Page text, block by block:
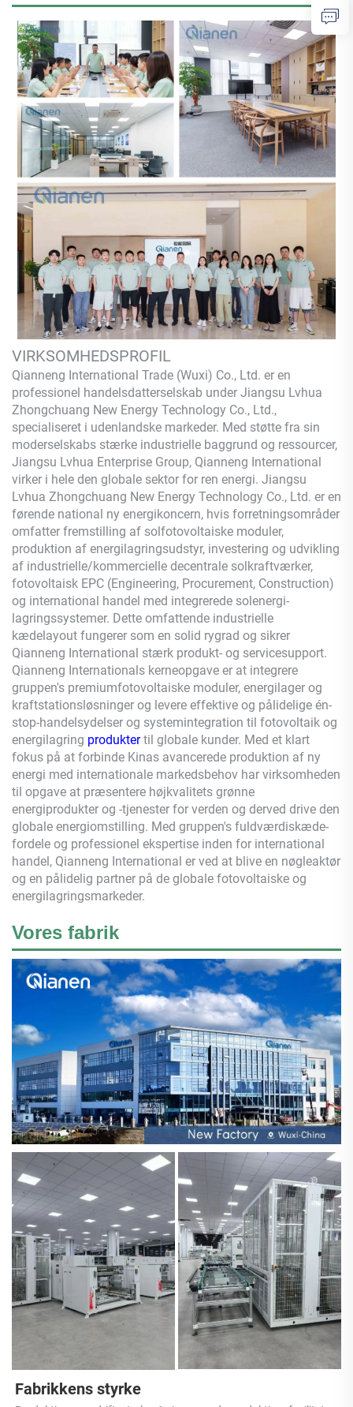
VIRKSOMHEDSPROFIL
Qianneng International Trade (Wuxi) Co., Ltd. er en
professionel handelsdatterselskab under Jiangsu Lvhua
Zhongchuang New Energy Technology Co., Ltd.,
specialiseret i udenlandske markeder. Med støtte fra sin
moderselskabs stærke industrielle baggrund og ressourcer,
Jiangsu Lvhua Enterprise Group, Qianneng International
virker i hele den globale sektor for ren energi. Jiangsu
Lvhua Zhongchuang New Energy Technology Co., Ltd. er en
førende national ny energikoncern, hvis forretningsområder
omfatter fremstilling af solfotovoltaiske moduler,
produktion af energilagringsudstyr, investering og udvikling
af industrielle/kommercielle decentrale solkraftværker,
fotovoltaisk EPC (Engineering, Procurement, Construction)
og international handel med integrerede solenergi-
lagringssystemer. Dette omfattende industrielle
kædelayout fungerer som en solid rygrad og sikrer
Qianneng International stærk produkt- og servicesupport.
Qianneng Internationals kerneopgave er at integrere
gruppen's premiumfotovoltaiske moduler, energilager og
kraftstationsløsninger og levere effektive og pålidelige én-
stop-handelsydelser og systemintegration til fotovoltaik og
energilagring produktertil globale kunder. Med et klart
fokus på at forbinde Kinas avancerede produktion af ny
energi med internationale markedsbehov har virksomheden
til opgave at præsentere højkvalitets grønne
energiprodukter og -tjenester for verden og derved drive den
globale energiomstilling. Med gruppen's fuldværdiskæde-
fordele og professionel ekspertise inden for international
handel, Qianneng International er ved at blive en nøgleaktør
og en pålidelig partner på de globale fotovoltaiske og
energilagringsmarkeder.
Vores fabrik
Fabrikkens styrke